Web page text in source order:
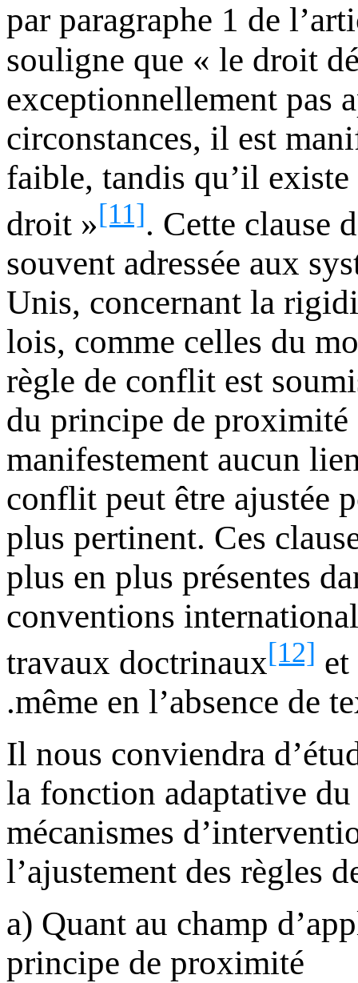
par paragraphe 1 de
souligne que « le droit
exceptionnellement pas
circonstances, il est
faible, tandis qu’il
droit »[11]. Cette clause
souvent adressée aux
Unis, concernant la
lois, comme celles du
règle de conflit est
du principe de proximité
manifestement aucun
conflit peut être ajustée
plus pertinent. Ces
plus en plus présentes
conventions
travaux doctrinaux[12]
même en l’absence de
Il nous conviendra
la fonction adaptative
mécanismes
l’ajustement des règles
1-a) Quant au champ
principe de proximité